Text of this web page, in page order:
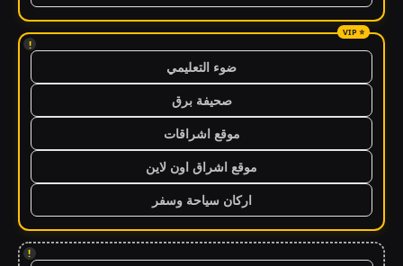
!
ضوء التعليمي
صحيفة برق
موقع اشراقات
موقع اشراق اون لاين
اركان سياحة وسفر
!